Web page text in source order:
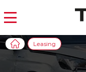
Leasing